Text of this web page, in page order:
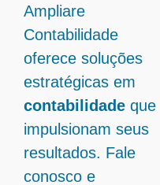
Ampliare
Contabilidade
oferece soluções
estratégicas em
contabilidade que
impulsionam seus
resultados. Fale
conosco e